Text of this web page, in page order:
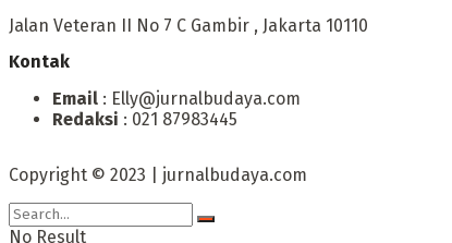
Jalan Veteran II No 7 C Gambir , Jakarta 10110
Kontak
Email : Elly@jurnalbudaya.com
Redaksi : 021 87983445
Copyright © 2023 | jurnalbudaya.com
No Result